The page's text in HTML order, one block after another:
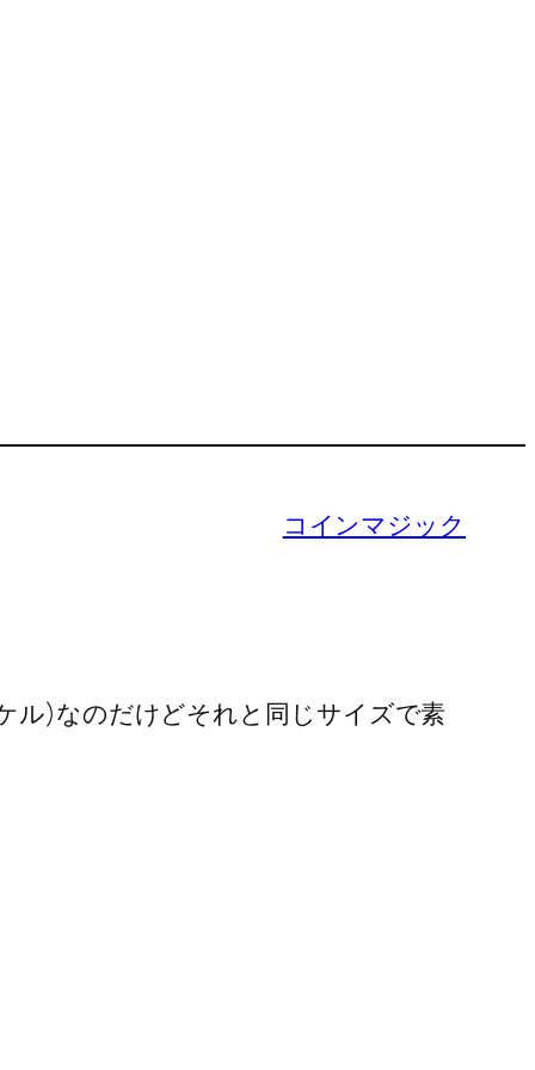
コインマジック
ル)なのだけどそれと同じサイズで素